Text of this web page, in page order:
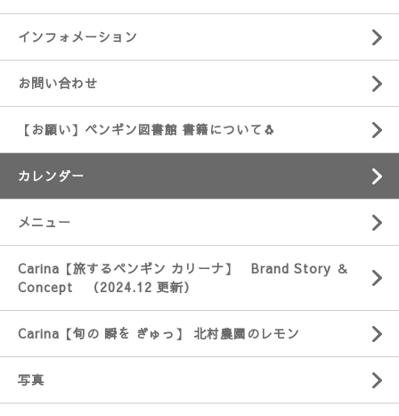
インフォメーション
お問い合わせ
【お願い】ペンギン図書館 書籍について🐧
カレンダー
メニュー
Carina【旅するペンギン カリーナ】 Brand Story ＆
Concept （2024.12 更新）
Carina【旬の 瞬を ぎゅっ】 北村農園のレモン
写真